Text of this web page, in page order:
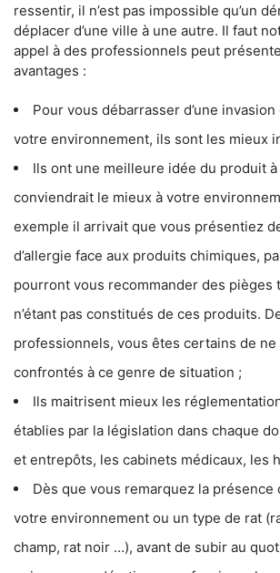
ressentir, il n’est pas impossible qu’un
déplacer d’une ville à une autre. Il faut
appel à des professionnels peut
avantages :
Pour vous débarrasser d’une
votre environnement, ils sont les mieux
Ils ont une meilleure idée du produit
conviendrait le mieux à votre
exemple il arrivait que vous présentiez
d’allergie face aux produits chimiques,
pourront vous recommander des pièges
n’étant pas constitués de ces produits.
professionnels, vous êtes certains de
confrontés à ce genre de situation ;
Ils maitrisent mieux les
établies par la législation dans chaque
et entrepôts, les cabinets médicaux, les
Dès que vous remarquez la présence
votre environnement ou un type de rat
champ, rat noir …), avant de subir au